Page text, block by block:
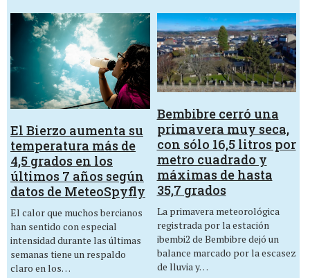
El Bierzo aumenta su
temperatura más de
4,5 grados en los
últimos 7 años según
datos de MeteoSpyfly
El calor que muchos bercianos
han sentido con especial
intensidad durante las últimas
semanas tiene un respaldo
claro en los…
Bembibre cerró una
primavera muy seca,
con sólo 16,5 litros por
metro cuadrado y
máximas de hasta
35,7 grados
La primavera meteorológica
registrada por la estación
ibembi2 de Bembibre dejó un
balance marcado por la escasez
de lluvia y…